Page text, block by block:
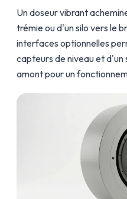
Un doseur vibrant
trémie ou d'un silo vers le
interfaces optionnelles
capteurs de niveau et
amont pour un